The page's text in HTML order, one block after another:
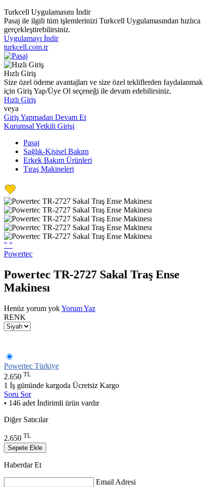
Turkcell Uygulamasını İndir
Pasaj ile ilgili tüm işlemlerinizi Turkcell Uygulamasından hızlıca
gerçekleştirebilirsiniz.
Uygulamayı İndir
turkcell.com.tr
Hızlı Giriş
Size özel ödeme avantajları ve size özel tekliflerden faydalanmak
için Giriş Yap/Üye Ol seçeneği ile devam edebilirsiniz.
Hızlı Giriş
veya
Giriş Yapmadan Devam Et
Kurumsal Yetkili Girişi
Pasaj
Sağlık-Kişisel Bakım
Erkek Bakım Ürünleri
Tıraş Makineleri
" "
Powertec
Powertec TR-2727 Sakal Traş Ense
Makinesı
Henüz yorum yokYorum Yaz
RENK
Powertec Türkiye
2.650 TL
1 İş gününde kargoda Ücretsiz Kargo
Soru Sor
• 146 adet İndirimli ürün vardır
Diğer Satıcılar
2.650 TL
Sepete Ekle
Haberdar Et
Email Adresi